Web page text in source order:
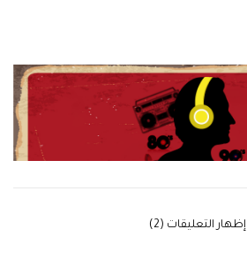
‫إظهار التعليقات (2)